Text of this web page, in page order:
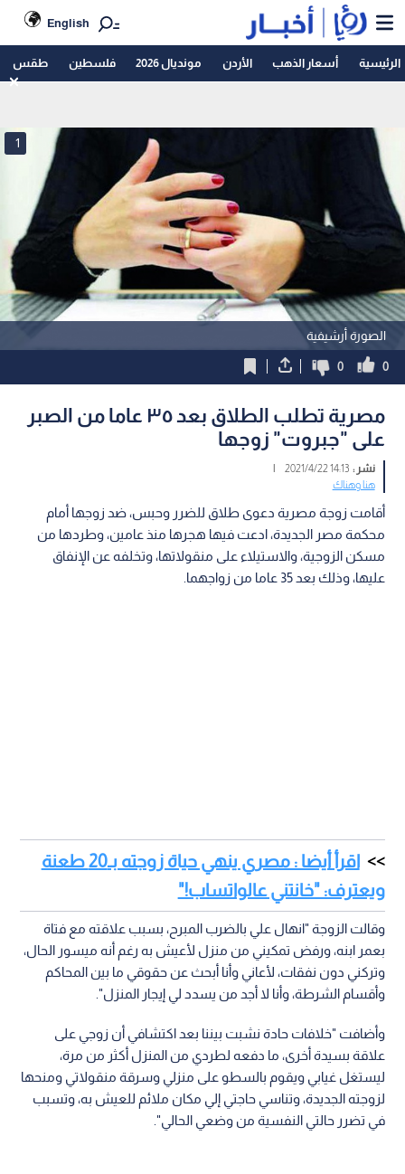
English
الرئيسية أسعار الذهب الأردن مونديال 2026 فلسطين طقس
الصورة أرشيفية
1
0
0
مصرية تطلب الطلاق بعد ٣٥ عاما من الصبر
على "جبروت" زوجها
نشر :14:13 2021/4/22
|
هنا وهناك
أقامت زوجة مصرية دعوى طلاق للضرر وحبس، ضد زوجها أمام
محكمة مصر الجديدة، ادعت فيها هجرها منذ عامين، وطردها من
مسكن الزوجية، والاستيلاء على منقولاتها، وتخلفه عن الإنفاق
عليها، وذلك بعد 35 عاما من زواجهما.
اقرأ أيضا : مصري ينهي حياة زوجته بـ20 طعنة
ويعترف: "خانتني عالواتساب!"
وقالت الزوجة "انهال علي بالضرب المبرح، بسبب علاقته مع فتاة
بعمر ابنه، ورفض تمكيني من منزل لأعيش به رغم أنه ميسور الحال،
وتركني دون نفقات، لأعاني وأنا أبحث عن حقوقي ما بين المحاكم
وأقسام الشرطة، وأنا لا أجد من يسدد لي إيجار المنزل".
وأضافت "خلافات حادة نشبت بيننا بعد اكتشافي أن زوجي على
علاقة بسيدة أخرى، ما دفعه لطردي من المنزل أكثر من مرة،
ليستغل غيابي ويقوم بالسطو على منزلي وسرقة منقولاتي ومنحها
لزوجته الجديدة، وتناسي حاجتي إلي مكان ملائم للعيش به، وتسبب
في تضرر حالتي النفسية من وضعي الحالي".